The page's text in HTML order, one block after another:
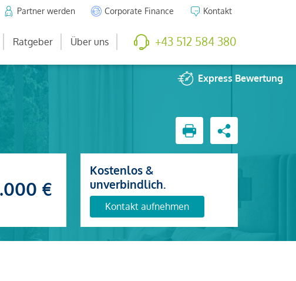
Partner werden Corporate Finance Kontakt
Ratgeber Über uns +43 512 584 380
Express Bewertung
€
Kostenlos &
unverbindlich.
Kontakt aufnehmen